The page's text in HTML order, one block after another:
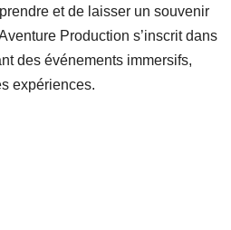
et de laisser un souvenir
Production s’inscrit dans
des événements immersifs,
expériences.